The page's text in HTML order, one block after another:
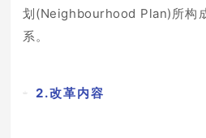
划(Neighbourhood Plan)所构
系。
2.改革内容